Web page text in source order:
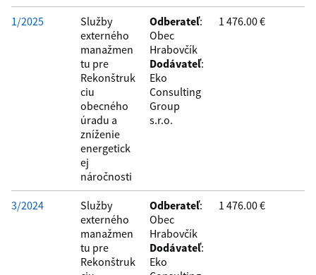
1/2025
Služby
externého
manažmen
tu pre
Rekonštruk
ciu
obecného
úradu a
zníženie
energetick
ej
náročnosti
Odberateľ:
Obec
Hrabovčík
Dodávateľ:
Eko
Consulting
Group
s.r.o.
1 476.00 €
3/2024
Služby
externého
manažmen
tu pre
Rekonštruk
Odberateľ:
Obec
Hrabovčík
Dodávateľ:
Eko
1 476.00 €